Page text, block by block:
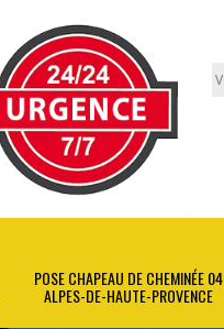
POSE CHAPEAU DE CHEMINÉE 04
ALPES-DE-HAUTE-PROVENCE